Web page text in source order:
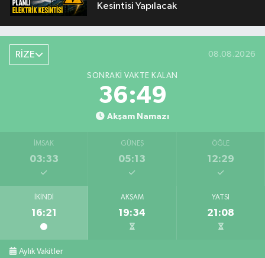
Kesintisi Yapılacak
RİZE 08.08.2026
SONRAKI VAKTE KALAN
36:49
Akşam Namazı
İMSAK
03:33
GÜNEŞ
05:13
ÖĞLE
12:29
İKINDI
16:21
AKŞAM
19:34
YATSI
21:08
Aylık Vakitler